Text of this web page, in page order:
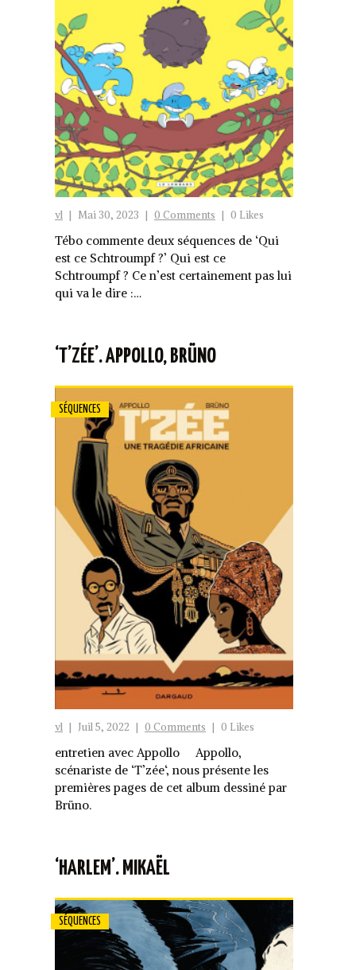
vl | Mai 30, 2023 | 0 Comments | 0 Likes
Tébo commente deux séquences de ‘Qui
est ce Schtroumpf ?’ Qui est ce
Schtroumpf ? Ce n’est certainement pas lui
qui va le dire :…
‘T’ZÉE’. APPOLLO, BRÜNO
SÉQUENCES
vl | Juil 5, 2022 | 0 Comments | 0 Likes
entretien avec Appollo Appollo,
scénariste de ‘T’zée‘, nous présente les
premières pages de cet album dessiné par
Brüno.
‘HARLEM’. MIKAËL
SÉQUENCES